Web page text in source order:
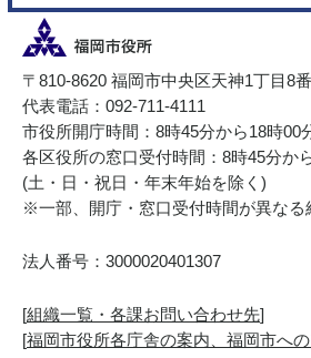
〒810-8620 福岡市中央区天神1丁目8
代表電話：092-711-4111
市役所開庁時間：8時45分から18時00
各区役所の窓口受付時間：8時45分か
(土・日・祝日・年末年始を除く)
※一部、開庁・窓口受付時間が異なる
法人番号：3000020401307
[組織一覧・各課お問い合わせ先]
[福岡市役所各庁舎の案内、福岡市へ